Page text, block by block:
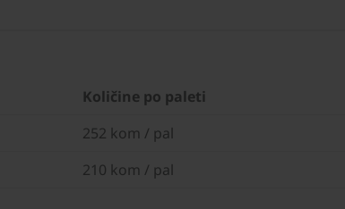
Količine po paleti
252 kom / pal
210 kom / pal